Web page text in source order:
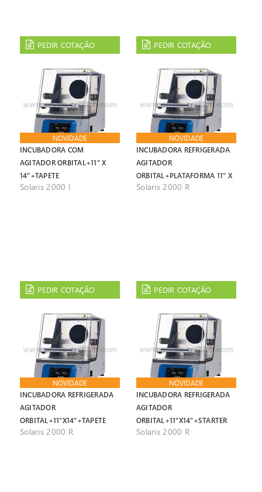
PEDIR COTAÇÃO PEDIR COTAÇÃO
NOVIDADE
INCUBADORA COM
AGITADOR ORBITAL+11" X
14"+TAPETE
Solaris 2000 I
PEDIR COTAÇÃO
NOVIDADE
INCUBADORA REFRIGERADA
AGITADOR
ORBITAL+PLATAFORMA 11" X
14"
Solaris 2000 R
PEDIR COTAÇÃO
NOVIDADE
INCUBADORA REFRIGERADA
AGITADOR
ORBITAL+11"X14"+TAPETE
Solaris 2000 R
NOVIDADE
INCUBADORA REFRIGERADA
AGITADOR
ORBITAL+11"X14"+STARTER
KIT
Solaris 2000 R